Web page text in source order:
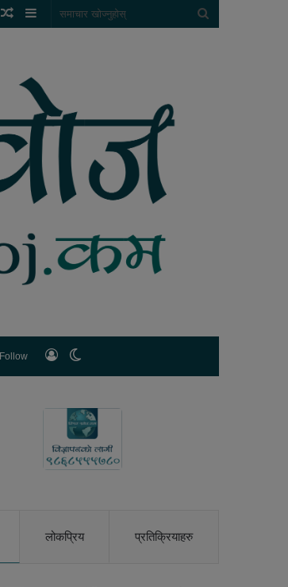
Sidebar
Random
लगइन
Follow
लोकप्रिय प्रतिक्रियाहरु